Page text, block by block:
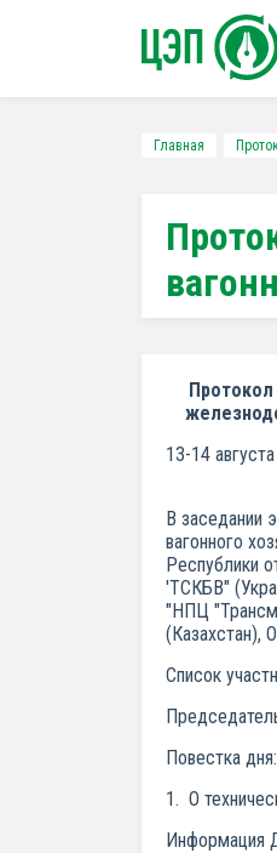
Главная
13-14
В заседании
вагонного
Республики
'ТСКБВ"
"НПЦ
Список
Повестка дня:
1. О
Информация